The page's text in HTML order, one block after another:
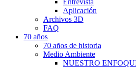
Entrevista
Aplicación
Archivos 3D
FAQ
70 años
70 años de historia
Medio Ambiente
NUESTRO